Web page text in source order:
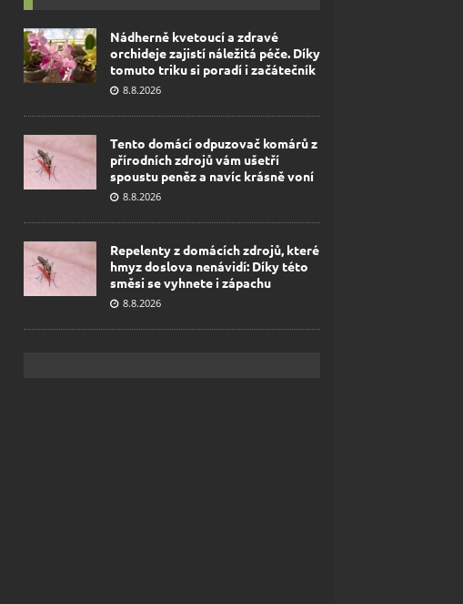
Nádherně kvetoucí a zdravé
orchideje zajistí náležitá péče. Díky
tomuto triku si poradí i začátečník
8.8.2026
Tento domácí odpuzovač komárů z
přírodních zdrojů vám ušetří
spoustu peněz a navíc krásně voní
8.8.2026
Repelenty z domácích zdrojů, které
hmyz doslova nenávidí: Díky této
směsi se vyhnete i zápachu
8.8.2026